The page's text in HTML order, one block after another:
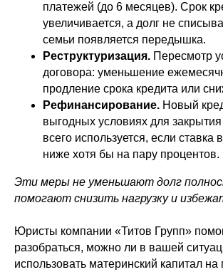
платежей (до 6 месяцев). Срок
увеличивается, а долг не
семьи появляется передышка.
Реструктуризация. Пересмотр
договора: уменьшение
продление срока кредита или
Рефинансирование. Новый
выгодных условиях для
всего используется, если ставка
ниже хотя бы на пару процентов.
Эти меры не уменьшают долг
помогают снизить нагрузку и
Юристы компании «Титов Групп»
разобраться, можно ли в вашей
использовать материнский капитал